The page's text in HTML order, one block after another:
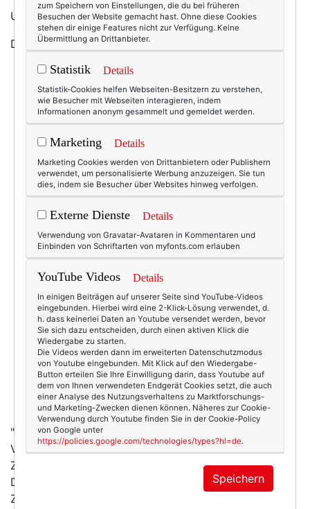
Und hier sind meine Favoriten:
Die Nummer 1 - mein Lieblingsduft für den Sommer:l
"Eau Dynamisante" von Clarins. Bereits seit einem
Vierteljahrhundert auf dem Markt, und das ist kein
Zufall. Ebenso wenig wie der Name, denn "Eau
Dynamisante" riecht wunderbar frisch und belebend.
Zitronig und leicht - gerade richtig für heiße Tage, an
zum Speichern von Einstellungen, die du bei früheren
Besuchen der Website gemacht hast. Ohne diese Cookies
stehen dir einige Features nicht zur Verfügung. Keine
Übermittlung an Drittanbieter.
Statistik Details
Statistik-Cookies helfen Webseiten-Besitzern zu verstehen,
wie Besucher mit Webseiten interagieren, indem
Informationen anonym gesammelt und gemeldet werden.
Marketing Details
Marketing Cookies werden von Drittanbietern oder Publishern
verwendet, um personalisierte Werbung anzuzeigen. Sie tun
dies, indem sie Besucher über Websites hinweg verfolgen.
Externe Dienste Details
Verwendung von Gravatar-Avataren in Kommentaren und
Einbinden von Schriftarten von myfonts.com erlauben
YouTube Videos Details
In einigen Beiträgen auf unserer Seite sind YouTube-Videos
eingebunden. Hierbei wird eine 2-Klick-Lösung verwendet, d.
h. dass keinerlei Daten an Youtube versendet werden, bevor
Sie sich dazu entscheiden, durch einen aktiven Klick die
Wiedergabe zu starten.
Die Videos werden dann im erweiterten Datenschutzmodus
von Youtube eingebunden. Mit Klick auf den Wiedergabe-
Button erteilen Sie Ihre Einwilligung darin, dass Youtube auf
dem von Ihnen verwendeten Endgerät Cookies setzt, die auch
einer Analyse des Nutzungsverhaltens zu Marktforschungs-
und Marketing-Zwecken dienen können. Näheres zur Cookie-
Verwendung durch Youtube finden Sie in der Cookie-Policy
von Google unter
https://policies.google.com/technologies/types?hl=de.
Speichern